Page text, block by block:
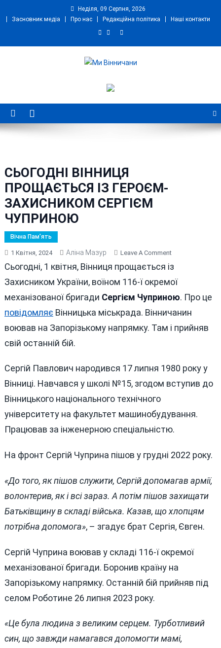
Неділя, 09 Серпня, 2026
Засновник медіа
Про нас Редакційна політика Наші контакти
СЬОГОДНІ ВІННИЦЯ
ПРОЩАЄТЬСЯ ІЗ ГЕРОЄМ-
ЗАХИСНИКОМ СЕРГІЄМ
ЧУПРИНОЮ
Вічна Пам'ять
1 Квітня, 2024 Аліна Мазур Leave A CommentOn
СЬОГОДНІ
ПРОЩАЄТЬСЯ
ІЗ
СЕРГІЄМ
Сьогодні, 1 квітня, Вінниця прощається із
Захисником України, воїном 116-ї окремої
механізованої бригади Сергієм Чуприною. Про це
повідомляє Вінницька міськрада. Вінничанин
воював на Запорізькому напрямку. Там і прийняв
свій останній бій.
Сергій Павлович народився 17 липня 1980 року у
Вінниці. Навчався у школі №15, згодом вступив до
Вінницького національного технічного
університету на факультет машинобудування.
Працював за інженерною спеціальністю.
На фронт Сергій Чуприна пішов у грудні 2022 року.
«До того, як пішов служити, Сергій допомагав армії,
волонтерив, як і всі зараз. А потім пішов захищати
Батьківщину в складі війська. Казав, що хлопцям
потрібна допомога», – згадує брат Сергія, Євген.
Сергій Чуприна воював у складі 116-ї окремої
механізованої бригади. Боронив країну на
Запорізькому напрямку. Останній бій прийняв під
селом Роботине 26 липня 2023 року.
«Це була людина з великим серцем. Турботливий
син, що завжди намагався допомогти мамі,